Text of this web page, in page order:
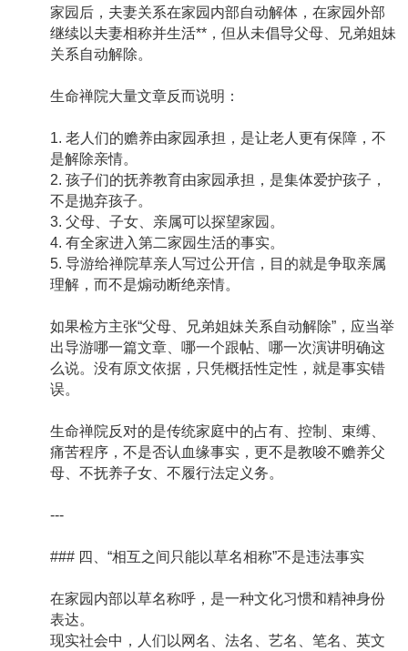
家园后，夫妻关系在家园内部自动解体，在家园外部
继续以夫妻相称并生活**，但从未倡导父母、兄弟姐妹
关系自动解除。
生命禅院大量文章反而说明：
1. 老人们的赡养由家园承担，是让老人更有保障，不
是解除亲情。
2. 孩子们的抚养教育由家园承担，是集体爱护孩子，
不是抛弃孩子。
3. 父母、子女、亲属可以探望家园。
4. 有全家进入第二家园生活的事实。
5. 导游给禅院草亲人写过公开信，目的就是争取亲属
理解，而不是煽动断绝亲情。
如果检方主张“父母、兄弟姐妹关系自动解除”，应当举
出导游哪一篇文章、哪一个跟帖、哪一次演讲明确这
么说。没有原文依据，只凭概括性定性，就是事实错
误。
生命禅院反对的是传统家庭中的占有、控制、束缚、
痛苦程序，不是否认血缘事实，更不是教唆不赡养父
母、不抚养子女、不履行法定义务。
---
### 四、“相互之间只能以草名相称”不是违法事实
在家园内部以草名称呼，是一种文化习惯和精神身份
表达。
现实社会中，人们以网名、法名、艺名、笔名、英文